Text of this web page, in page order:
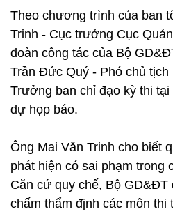
Theo chương trình của ban
Trinh - Cục trưởng Cục
đoàn công tác của Bộ
Trần Đức Quý - Phó chủ tịch
Trưởng ban chỉ đạo kỳ thi
dự họp báo.
Ông Mai Văn Trinh cho biết
phát hiện có sai phạm trong
Căn cứ quy chế, Bộ GD&ĐT
chấm thẩm định các môn thi